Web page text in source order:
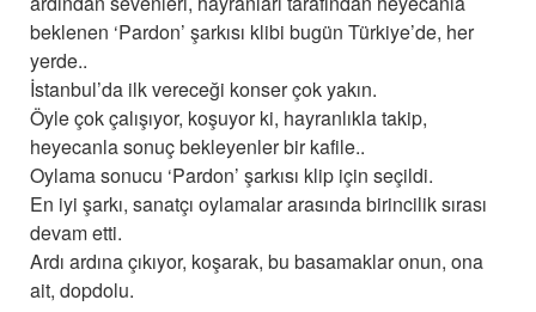
beklenen ‘Pardon’ şarkısı klibi bugün Türkiye’de, her
yerde..
İstanbul’da ilk vereceği konser çok yakın.
Öyle çok çalışıyor, koşuyor ki, hayranlıkla takip,
heyecanla sonuç bekleyenler bir kafile..
Oylama sonucu ‘Pardon’ şarkısı klip için seçildi.
En iyi şarkı, sanatçı oylamalar arasında birincilik sırası
devam etti.
Ardı ardına çıkıyor, koşarak, bu basamaklar onun, ona
ait, dopdolu.